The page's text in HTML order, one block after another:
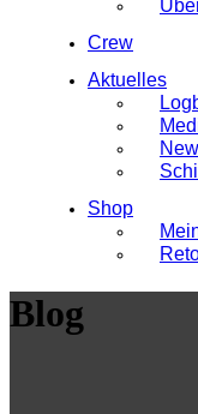
Crew
Aktuelles
Shop
Blog